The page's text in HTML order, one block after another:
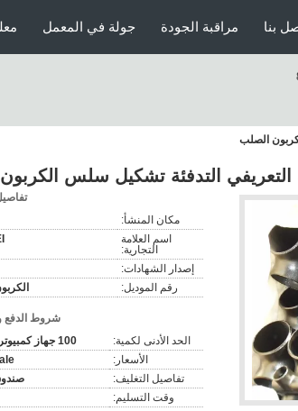
جولة في المعمل مراقبة الجودة بنا
الصلب
التعريفي التدفئة تشكيل سلس
مكان المنشأ:
اسم العلامة
التجارية:
إصدار الشهادات:
رقم الموديل:
شروط الدفع
الحد الأدنى لكمية:
100 جهاز كمبيوتر شخصى
الأسعار:
تفاصيل التغليف:
وقت التسليم: